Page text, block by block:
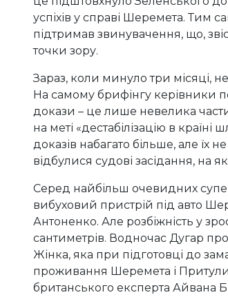
успіхів у справі Шеремета. Тим
підтримав звинувачення, що,
точки зору.
Зараз, коли минуло три місяці,
На самому брифінгу керівники
докази – це лише невелика
на меті «дестабілізацію в
доказів набагато більше, але їх
відбулися судові засідання, на
Серед найбільш очевидних
вибуховий пристрій під авто
Антоненко. Але розбіжність у
сантиметрів. Водночас Дугар
Жінка, яка при підготовці до
проживання Шеремета і
британського експерта Айвана